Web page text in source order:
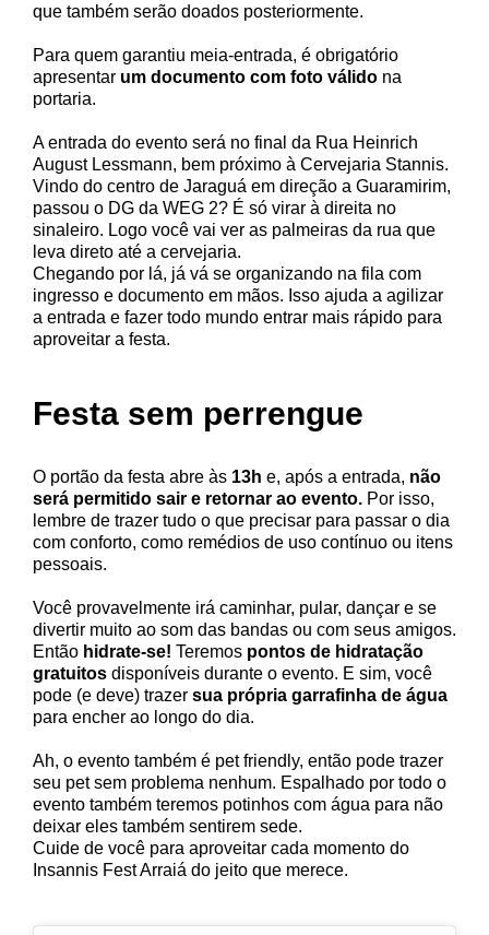
que também serão doados posteriormente.
Para quem garantiu meia-entrada, é obrigatório
apresentar um documento com foto válidona
portaria.
A entrada do evento será no final da Rua Heinrich
August Lessmann, bem próximo à Cervejaria Stannis.
Vindo do centro de Jaraguá em direção a Guaramirim,
passou o DG da WEG 2? É só virar à direita no
sinaleiro. Logo você vai ver as palmeiras da rua que
leva direto até a cervejaria.
Chegando por lá, já vá se organizando na fila com
ingresso e documento em mãos. Isso ajuda a agilizar
a entrada e fazer todo mundo entrar mais rápido para
aproveitar a festa.
Festa sem perrengue
O portão da festa abre às 13h e, após a entrada, não
será permitido sair e retornar ao evento.Por isso,
lembre de trazer tudo o que precisar para passar o dia
com conforto, como remédios de uso contínuo ou itens
pessoais.
Você provavelmente irá caminhar, pular, dançar e se
divertir muito ao som das bandas ou com seus amigos.
Então hidrate-se! Teremos pontos de hidratação
gratuitosdisponíveis durante o evento. E sim, você
pode (e deve) trazer sua própria garrafinha de água
para encher ao longo do dia.
Ah, o evento também é pet friendly, então pode trazer
seu pet sem problema nenhum. Espalhado por todo o
evento também teremos potinhos com água para não
deixar eles também sentirem sede.
Cuide de você para aproveitar cada momento do
Insannis Fest Arraiá do jeito que merece.